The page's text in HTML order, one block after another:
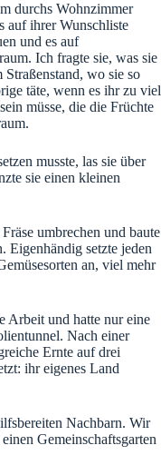
durchs Wohnzimmer
auf ihrer Wunschliste
und es auf
Ich fragte sie, was sie
wo sie so
täte, wenn es ihr zu viel
müsse, die die Früchte
musste, las sie über
sie einen kleinen
umbrechen und baute
Eigenhändig setzte jeden
an, viel mehr
Arbeit und hatte nur eine
Nach einer
Ernte auf drei
ihr eigenes Land
Nachbarn. Wir
Gemeinschaftsgarten